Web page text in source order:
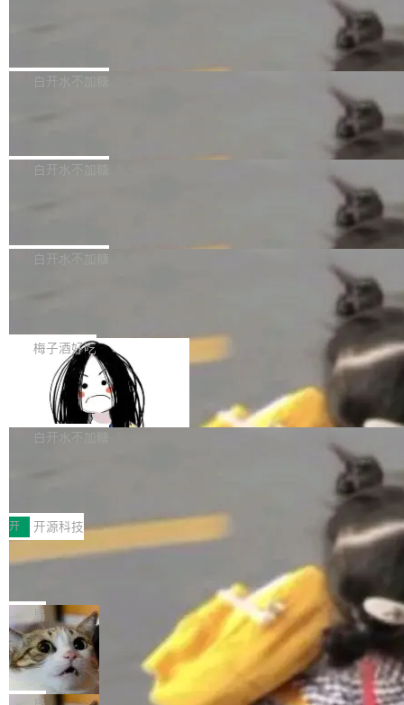
不得生成涉及安全性的关键变更，除非作者本身
36个月。 公告显示，本次宇树科技战略配售对
员工参与设立的专项资产管理计划。其中，Dee
获配9...
Bug fixes and enhancements 修复多次传递同
一个回归问题，该问题导致拉取镜像时会拒绝包
题，该问题可能导致在旧版 Linux 内核...
白开水不加糖
e 孵化器项目管理委员会（IPMC）投票中获得
P）！这一里程碑不仅标志着 Fluss 迈入新的发
白开水不加糖
长期停止内容更新，未能实现其作为“AI版维基百
提交的编辑请求也长期处于待处理状态。 Groki
pedia 于去年底上线，定位为由人工智能生成内
容的百科平台，被马斯克视为传统众包百科网站
维基百科的替代方案。Lawfare 调查发现，无论
热门页面还是低关注度页面，均未出现近期更
白开水不加糖
是这样的：配 MessageSource 的 Bean、写 R
eloadableResourceBundleMessageSource、
声明 LocaleResolver、注册 LocaleChangeInt
erceptor…五六步之后才能看到第一行翻译文
本。 Solon 换了个方式。整个 i18n 模块围绕三
梅子酒好吃
Apache Doris 4.1 全面增强 Iceberg：
支持 UPDATE、MERGE INTO 与 Iceb
erg V3
Apache Doris 4.1 要补齐的，正是缺失的那一
半。在已有查询能力的基础上，Doris 进一步支
常维护操作，并完整支持 Iceberg V3 格式。
白开水不加糖
村国家自主创新示范区会议中心开幕。本届大会
由中关村智联软件服务业质量创新联盟主办，以
“智构可信·质创未来——AI原生时代的质量新范
式”为主题，直面AI从实验室走向规模化产业落地
的核心质量命题。会上，《2026智能研发生产力
工具选型手册》发布，Testin云测的Testin XAge
nt智能测试系统入选AI测试领域代表产品。对CI
O而言，这提示了一个转变：AI测试正在从效率
工具升级为企业的质量基础设施。 CIO面对的新
开 开源科技
让非法状态不可表示：一篇关于 ADT
有一种东西，一旦用过就回不去了。Alex Fedos
eev 管它叫"软件设计的基石"。 他说的东西不新
鲜——代数数据类型（ADT），尤其是和类型
（sum type）。但他说清楚了一件事：这不是类
型系统的学术体操，是日常编码的思维方式。 文
章从一个简单的例子切入。一个网站的深色主题
局
Cloudflare 开源内部企业 AI 平台 Clou
dflare OS
Cloudflare 发布了一个开源项目 Cloudflare O
S。如果你只看官方博客，你会觉得这是又一